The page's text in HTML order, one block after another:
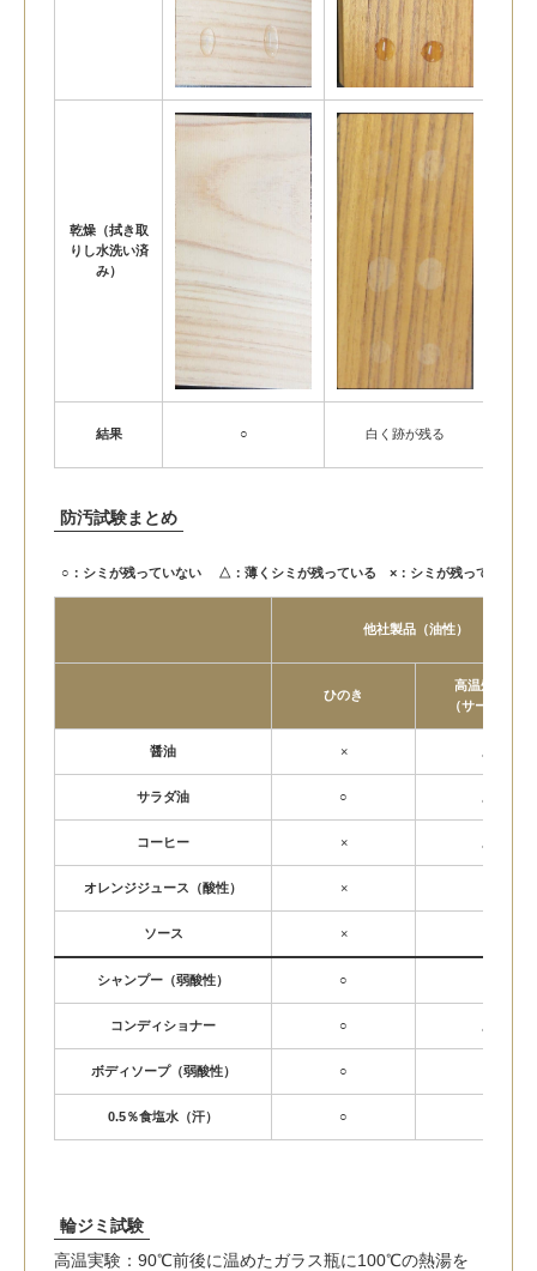
乾燥（拭き取
りし水洗い済
み）
結果 ○ 白く跡が残る
防汚試験まとめ
○：シミが残っていない △：薄くシミが残っている ×：シミが残っている
他社製品（油性）
ひのき
高温処理材
（サーモ材）
醤油 ×
サラダ油 ○
コーヒー ×
オレンジジュース（酸性） ×
ソース ×
シャンプー（弱酸性） ○
コンディショナー ○
ボディソープ（弱酸性） ○
0.5％食塩水（汗） ○
輪ジミ試験
高温実験：90℃前後に温めたガラス瓶に100℃の熱湯を